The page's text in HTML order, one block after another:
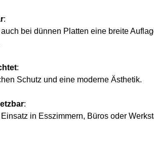
:
bei dünnen Platten eine breite
:
Schutz und eine moderne Ästhetik.
:
in Esszimmern, Büros oder